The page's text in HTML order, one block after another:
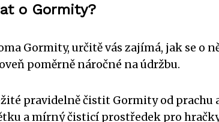
o Gormity?
Gormity, určitě vás zajímá, jak se o
poměrně náročné na údržbu.
pravidelně čistit Gormity od
a mírný čisticí prostředek pro